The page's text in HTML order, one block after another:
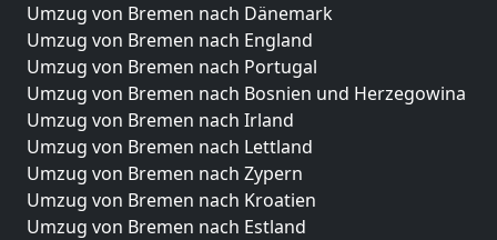
Umzug von Bremen nach Dänemark
Umzug von Bremen nach England
Umzug von Bremen nach Portugal
Umzug von Bremen nach Bosnien und Herzegowina
Umzug von Bremen nach Irland
Umzug von Bremen nach Lettland
Umzug von Bremen nach Zypern
Umzug von Bremen nach Kroatien
Umzug von Bremen nach Estland